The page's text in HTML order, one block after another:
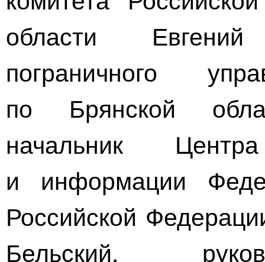
области
пограничного
по Брянской
начальник
и информации
Российской
Бельский,